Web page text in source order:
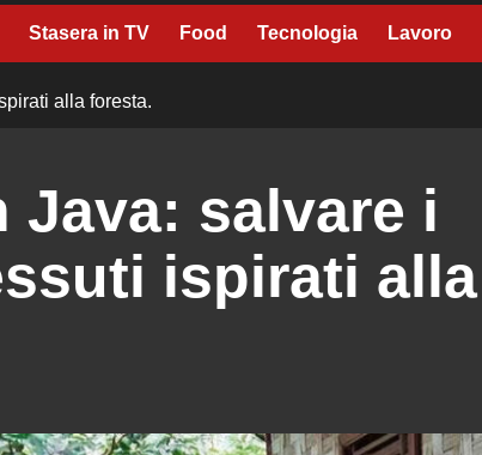
Stasera in TV Food Tecnologia Lavoro
alla foresta.
Java: salvare i
ispirati alla